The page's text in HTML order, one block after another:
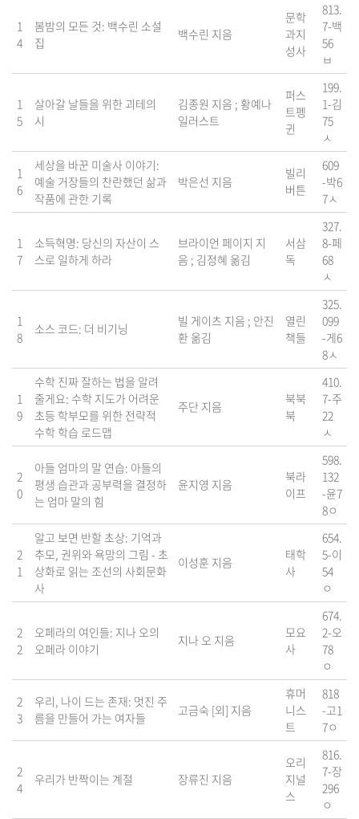
1
4
봄밤의 모든 것: 백수린 소설
집
백수린 지음
문학
과지
성사
813.
7-백
56
ㅂ
1
5
살아갈 날들을 위한 괴테의
시
김종원 지음 ; 황예나
일러스트
퍼스
트펭
귄
199.
1-김
75
ㅅ
1
6
세상을 바꾼 미술사 이야기:
예술 거장들의 찬란했던 삶과
작품에 관한 기록
박은선 지음
빌리
버튼
609
-박6
7ㅅ
1
7
소득혁명: 당신의 자산이 스
스로 일하게 하라
브라이언 페이지 지
음 ; 김정혜 옮김
서삼
독
327.
8-페
68
ㅅ
1
8
소스 코드: 더 비기닝
빌 게이츠 지음 ; 안진
환 옮김
열린
책들
325.
099
-게6
8ㅅ
1
9
수학 진짜 잘하는 법을 알려
줄게요: 수학 지도가 어려운
초등 학부모를 위한 전략적
수학 학습 로드맵
주단 지음
북북
북
410.
7-주
22
ㅅ
2
0
아들 엄마의 말 연습: 아들의
평생 습관과 공부력을 결정하
는 엄마 말의 힘
윤지영 지음
북라
이프
598.
132
-윤7
8ㅇ
2
1
알고 보면 반할 초상: 기억과
추모, 권위와 욕망의 그림 - 초
상화로 읽는 조선의 사회문화
사
이성훈 지음
태학
사
654.
5-이
54
ㅇ
2
2
오페라의 여인들: 지나 오의
오페라 이야기
지나 오 지음
모요
사
674.
2-오
78
ㅇ
2
3
우리, 나이 드는 존재: 멋진 주
름을 만들어 가는 여자들
고금숙 [외] 지음
휴머
니스
트
818
-고1
7ㅇ
2
4
우리가 반짝이는 계절 장류진 지음
오리
지널
스
816.
7-장
296
ㅇ